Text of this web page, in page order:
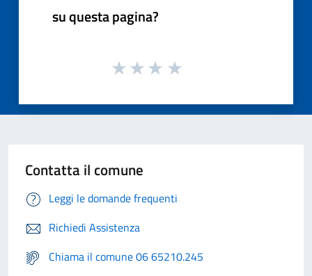
su questa pagina?
Contatta il comune
Leggi le domande frequenti
Richiedi Assistenza
Chiama il comune 06 65210.245